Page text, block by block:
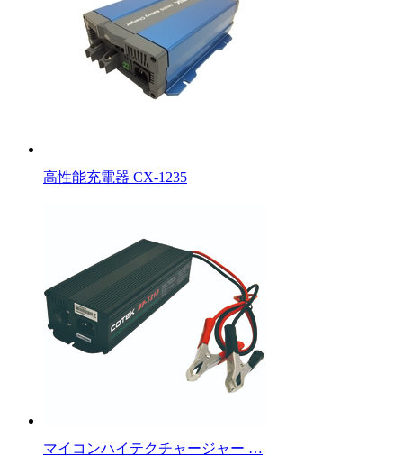
高性能充電器 CX-1235
マイコンハイテクチャージャー …